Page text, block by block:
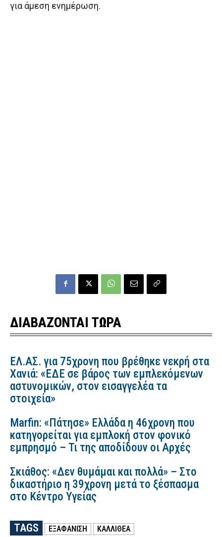
για άμεση ενημέρωση.
ΔΙΑΒΑΖΟΝΤΑΙ ΤΩΡΑ
ΕΛ.ΑΣ. για 75χρονη που βρέθηκε νεκρή στα
Χανιά: «ΕΔΕ σε βάρος των εμπλεκόμενων
αστυνομικών, στον εισαγγελέα τα
στοιχεία»
Marfin: «Πάτησε» Ελλάδα η 46χρονη που
κατηγορείται για εμπλοκή στον φονικό
εμπρησμό – Τι της αποδίδουν οι Αρχές
Σκιάθος: «Δεν θυμάμαι και πολλά» – Στο
δικαστήριο η 39χρονη μετά το ξέσπασμα
στο Κέντρο Υγείας
TAGS ΕΞΑΦΑΝΙΣΗ ΚΑΛΛΙΘΕΑ